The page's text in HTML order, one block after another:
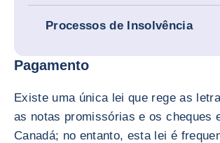
Processos de Insolvência
Pagamento
Existe uma única lei que rege as
as notas promissórias e os cheques
Canadá; no entanto, esta lei é